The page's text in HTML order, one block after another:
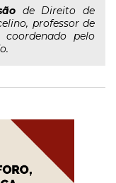
de Direito de
professor de
pelo